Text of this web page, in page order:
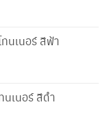
นเนอร์ สีฟ้า
เนอร์ สีดำ